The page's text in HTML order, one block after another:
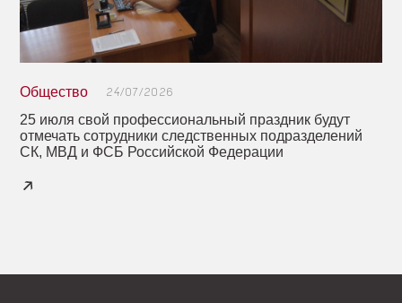
Общество 24/07/2026
25 июля свой профессиональный праздник будут
отмечать сотрудники следственных подразделений
СК, МВД и ФСБ Российской Федерации